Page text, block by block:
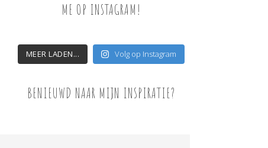
ME OP INSTAGRAM!
MEER LADEN... Volg op Instagram
BENIEUWD NAAR MIJN INSPIRATIE?